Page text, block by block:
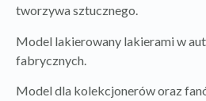
tworzywa sztucznego.
Model lakierowany lakierami w
fabrycznych.
Model dla kolekcjonerów oraz